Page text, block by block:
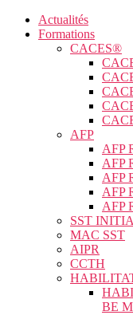
Actualités
Formations
CACES®
AFP
AFP
AFP
AFP
AFP
AFP
SST
MAC SST
AIPR
CCTH
BE